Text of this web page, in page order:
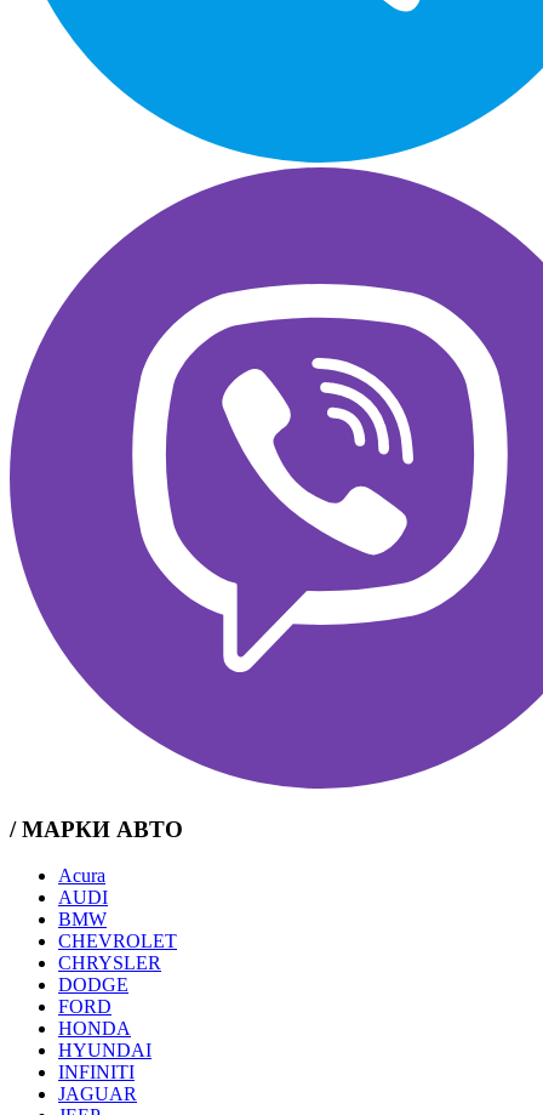
/ МАРКИ АВТО
Acura
AUDI
BMW
CHEVROLET
CHRYSLER
DODGE
FORD
HONDA
HYUNDAI
INFINITI
JAGUAR